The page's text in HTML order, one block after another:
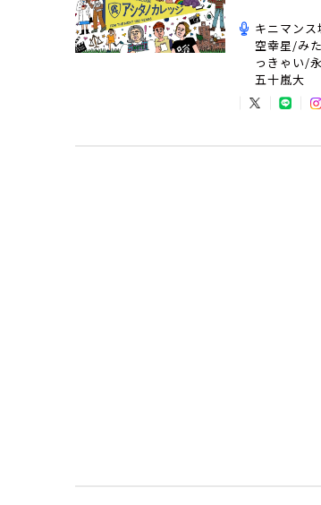
キニマン
空幸星/み
っきゃい/
五十嵐大